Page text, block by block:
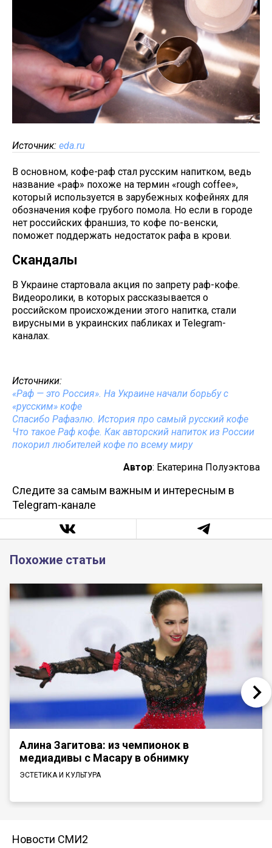
Источник: eda.ru
В основном, кофе-раф стал русским напитком, ведь
название «раф» похоже на термин «rough coffee»,
который используется в зарубежных кофейнях для
обозначения кофе грубого помола. Но если в городе
нет российских франшиз, то кофе по-венски,
поможет поддержать недостаток рафа в крови.
Скандалы
В Украине стартовала акция по запрету раф-кофе.
Видеоролики, в которых рассказывается о
российском происхождении этого напитка, стали
вирусными в украинских пабликах и Telegram-
каналах.
Источники:
«Раф — это Россия». На Украине начали борьбу с
«русским» кофе
Спасибо Рафаэлю. История про самый русский кофе
Что такое Раф кофе. Как авторский напиток из России
покорил любителей кофе по всему миру
Автор: Екатерина Полуэктова
Следите за самым важным и интересным в
Telegram-канале
Похожие статьи
Алина Загитова: из чемпионок в
медиадивы с Масару в обнимку
ЭСТЕТИКА И КУЛЬТУРА
Новости СМИ2